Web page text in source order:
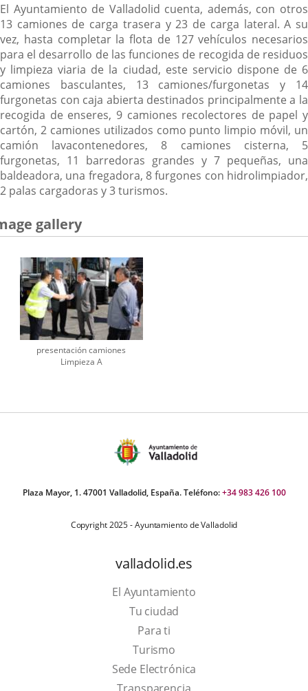
El Ayuntamiento de Valladolid cuenta, además, con otros
13 camiones de carga trasera y 23 de carga lateral. A su
vez, hasta completar la flota de 127 vehículos necesarios
para el desarrollo de las funciones de recogida de residuos
y limpieza viaria de la ciudad, este servicio dispone de 6
camiones basculantes, 13 camiones/furgonetas y 14
furgonetas con caja abierta destinados principalmente a la
recogida de enseres, 9 camiones recolectores de papel y
cartón, 2 camiones utilizados como punto limpio móvil, un
camión lavacontenedores, 8 camiones cisterna, 5
furgonetas, 11 barredoras grandes y 7 pequeñas, una
baldeadora, una fregadora, 8 furgones con hidrolimpiador,
2 palas cargadoras y 3 turismos.
gallery
presentación camiones
Limpieza A
Plaza Mayor, 1. 47001 Valladolid, España. Teléfono:+34 983 426 100
Copyright 2025 - Ayuntamiento de Valladolid
valladolid.es
El Ayuntamiento
Tu ciudad
Para ti
TurismoThis
link
will
Sede Electrónica